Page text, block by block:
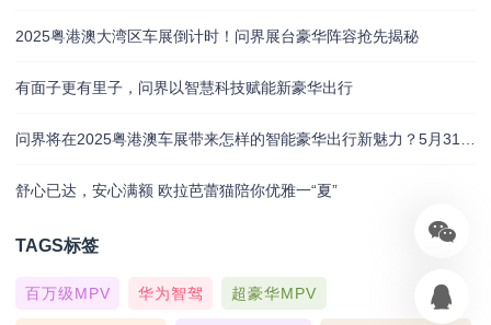
2025粤港澳大湾区车展倒计时！问界展台豪华阵容抢先揭秘
有面子更有里子，问界以智慧科技赋能新豪华出行
舒心已达，安心满额 欧拉芭蕾猫陪你优雅一“夏”
TAGS标签
百万级MPV 华为智驾 超豪华MPV